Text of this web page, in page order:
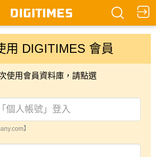
用 DIGITIMES 會員
使用會員資料庫，請點選
】